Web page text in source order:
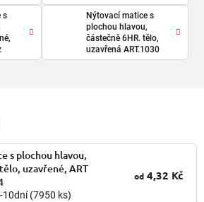
s
Nýtovací matice s
plochou hlavou,
částečně 6HR. tělo,
uzavřená ART.1030
s plochou hlavou,
uzavřené, ART
10dní(7950 ks)
od 4,32 Kč